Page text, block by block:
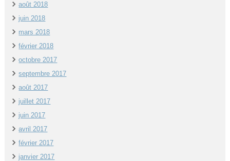
août 2018
juin 2018
mars 2018
février 2018
octobre 2017
septembre 2017
août 2017
juillet 2017
juin 2017
avril 2017
février 2017
janvier 2017